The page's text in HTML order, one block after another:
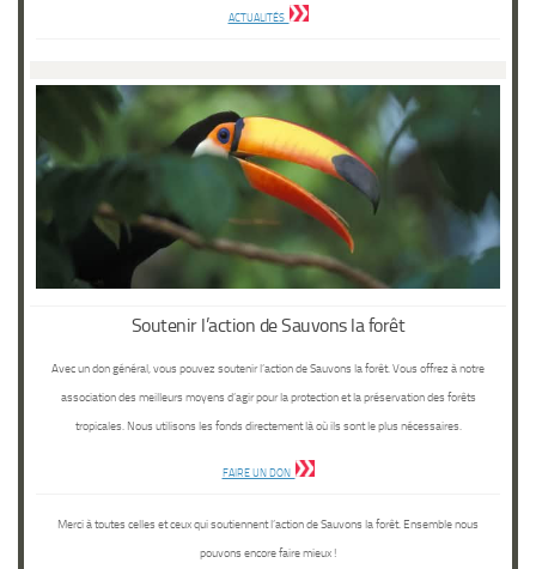
ACTUALITÉS
Soutenir l’action de Sauvons la forêt
Avec un don général, vous pouvez soutenir l’action de Sauvons la forêt. Vous offrez à notre
association des meilleurs moyens d’agir pour la protection et la préservation des forêts
tropicales. Nous utilisons les fonds directement là où ils sont le plus nécessaires.
FAIRE UN DON
Merci à toutes celles et ceux qui soutiennent l’action de Sauvons la forêt. Ensemble nous
pouvons encore faire mieux !